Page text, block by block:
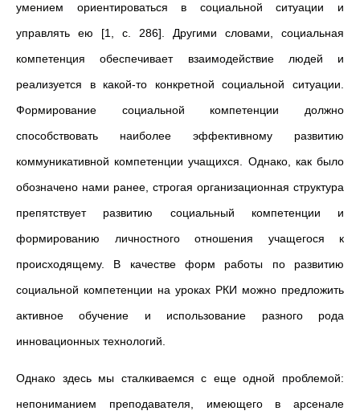
умением ориентироваться в социальной ситуации и
управлять ею [1, с. 286]. Другими словами, социальная
компетенция обеспечивает взаимодействие людей и
реализуется в какой-то конкретной социальной ситуации.
Формирование социальной компетенции должно
способствовать наиболее эффективному развитию
коммуникативной компетенции учащихся. Однако, как было
обозначено нами ранее, строгая организационная структура
препятствует развитию социальный компетенции и
формированию личностного отношения учащегося к
происходящему. В качестве форм работы по развитию
социальной компетенции на уроках РКИ можно предложить
активное обучение и использование разного рода
инновационных технологий.
Однако здесь мы сталкиваемся с еще одной проблемой:
непониманием преподавателя, имеющего в арсенале